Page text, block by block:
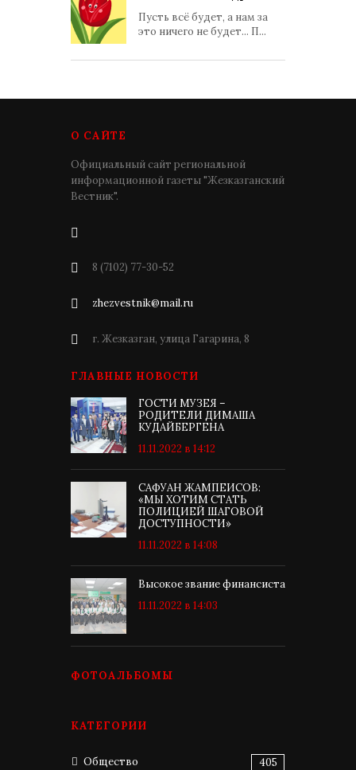
Пусть всё будет, а нам за
это ничего не будет... П...
О САЙТЕ
Официальный сайт региональной
информационной газеты "Жезказганский
Вестник".
8 (7102) 77-30-52
zhezvestnik@mail.ru
г. Жезказган, улица Гагарина, 8
ГЛАВНЫЕ НОВОСТИ
ГОСТИ МУЗЕЯ –
РОДИТЕЛИ ДИМАША
КУДАЙБЕРГЕНА
11.11.2022 в 14:12
САФУАН ЖАМПЕИСОВ:
«МЫ ХОТИМ СТАТЬ
ПОЛИЦИЕЙ ШАГОВОЙ
ДОСТУПНОСТИ»
11.11.2022 в 14:08
Высокое звание финансиста
11.11.2022 в 14:03
ФОТОАЛЬБОМЫ
КАТЕГОРИИ
Общество 405